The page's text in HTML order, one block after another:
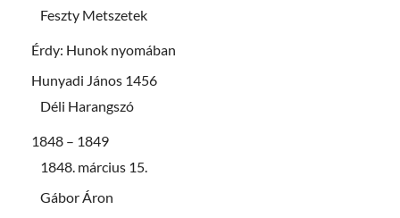
Feszty Metszetek
Érdy: Hunok nyomában
Hunyadi János 1456
Déli Harangszó
1848 – 1849
1848. március 15.
Gábor Áron